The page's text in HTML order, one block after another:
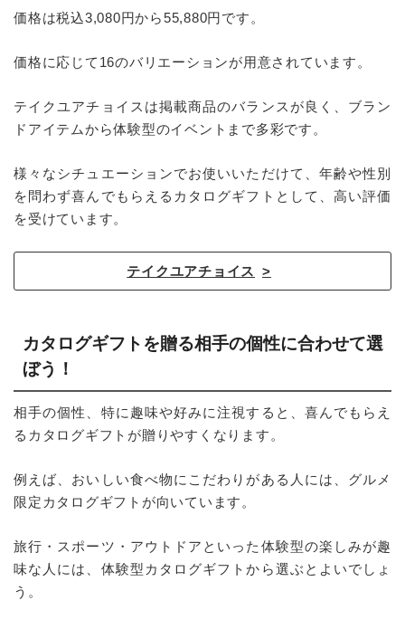
価格は税込3,080円から55,880円です。
価格に応じて16のバリエーションが用意されています。
テイクユアチョイスは掲載商品のバランスが良く、ブラン
ドアイテムから体験型のイベントまで多彩です。
様々なシチュエーションでお使いいただけて、年齢や性別
を問わず喜んでもらえるカタログギフトとして、高い評価
を受けています。
テイクユアチョイス
カタログギフトを贈る相手の個性に合わせて選
ぼう！
相手の個性、特に趣味や好みに注視すると、喜んでもらえ
るカタログギフトが贈りやすくなります。
例えば、おいしい食べ物にこだわりがある人には、グルメ
限定カタログギフトが向いています。
旅行・スポーツ・アウトドアといった体験型の楽しみが趣
味な人には、体験型カタログギフトから選ぶとよいでしょ
う。